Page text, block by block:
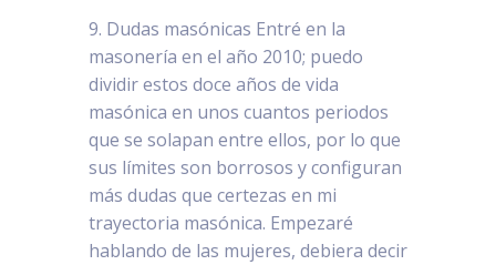
9. Dudas masónicas Entré en la
masonería en el año 2010; puedo
dividir estos doce años de vida
masónica en unos cuantos periodos
que se solapan entre ellos, por lo que
sus límites son borrosos y configuran
más dudas que certezas en mi
trayectoria masónica. Empezaré
hablando de las mujeres, debiera decir